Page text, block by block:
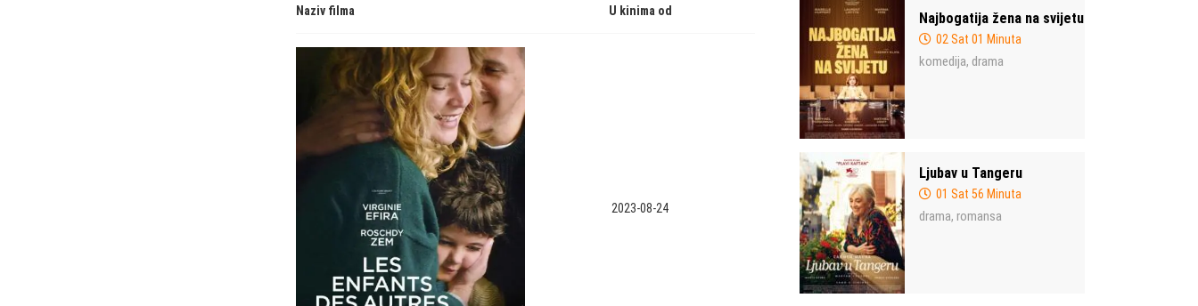
Naziv filma U kinima od
2023-08-24
Najbogatija žena na svijetu
02 Sat 01 Minuta
komedija, drama
Ljubav u Tangeru
01 Sat 56 Minuta
drama, romansa